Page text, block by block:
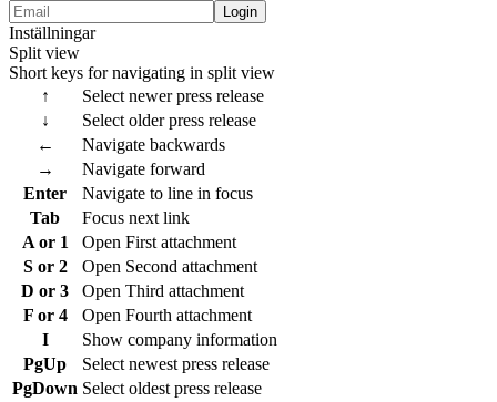
Login
Inställningar
Split view
Short keys for navigating in split view
↑
Select newer press release
↓
Select older press release
←
Navigate backwards
→
Navigate forward
Enter
Navigate to line in focus
Tab
Focus next link
A or 1
Open First attachment
S or 2
Open Second attachment
D or 3
Open Third attachment
F or 4
Open Fourth attachment
I
Show company information
PgUp
Select newest press release
PgDown Select oldest press release